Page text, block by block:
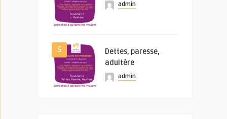
admin
5
Dettes, paresse,
adultère
admin